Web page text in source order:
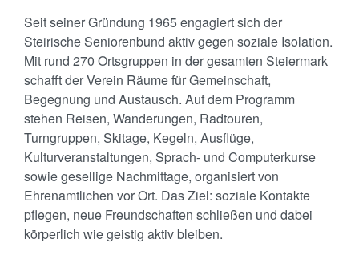
Seit seiner Gründung 1965 engagiert sich der
Steirische Seniorenbund aktiv gegen soziale Isolation.
Mit rund 270 Ortsgruppen in der gesamten Steiermark
schafft der Verein Räume für Gemeinschaft,
Begegnung und Austausch. Auf dem Programm
stehen Reisen, Wanderungen, Radtouren,
Turngruppen, Skitage, Kegeln, Ausflüge,
Kulturveranstaltungen, Sprach- und Computerkurse
sowie gesellige Nachmittage, organisiert von
Ehrenamtlichen vor Ort. Das Ziel: soziale Kontakte
pflegen, neue Freundschaften schließen und dabei
körperlich wie geistig aktiv bleiben.